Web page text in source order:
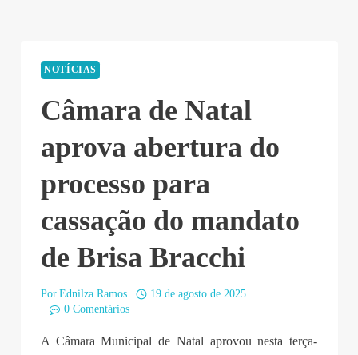
NOTÍCIAS
Câmara de Natal
aprova abertura do
processo para
cassação do mandato
de Brisa Bracchi
Por Ednilza Ramos
19 de agosto de 2025
0 Comentários
A Câmara Municipal de Natal aprovou nesta terça-